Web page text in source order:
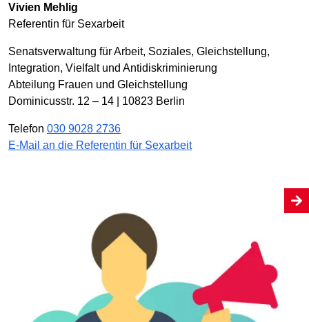
Vivien Mehlig
Referentin für Sexarbeit
Senatsverwaltung für Arbeit, Soziales, Gleichstellung,
Integration, Vielfalt und Antidiskriminierung
Abteilung Frauen und Gleichstellung
Dominicusstr. 12 – 14 | 10823 Berlin
Telefon 030 9028 2736
E-Mail an die Referentin für Sexarbeit